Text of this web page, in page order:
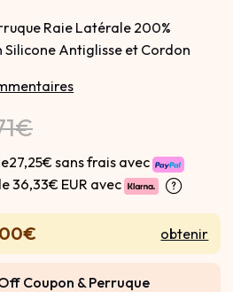
Raie Latérale 200%
Silicone Antiglisse et Cordon
sans frais avec
36,33€ EUR avec
obtenir
Coupon & Perruque